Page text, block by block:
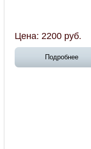
Цена: 2200 руб.
Подробнее